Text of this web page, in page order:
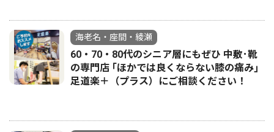
海老名・座間・綾瀬
60・70・80代のシニア層にもぜひ 中敷･靴
の専門店 ｢ほかでは良くならない膝の痛み｣
足道楽＋（プラス）にご相談ください！